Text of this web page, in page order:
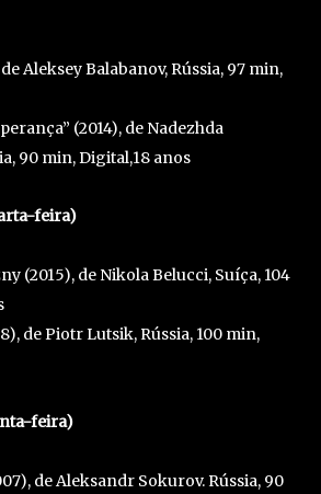
Aleksey Balabanov, Rússia, 97 min,
(2014), de Nadezhda
90 min, Digital,18 anos
feira)
(2015), de Nikola Belucci, Suíça, 104
de Piotr Lutsik, Rússia, 100 min,
feira)
de Aleksandr Sokurov. Rússia, 90